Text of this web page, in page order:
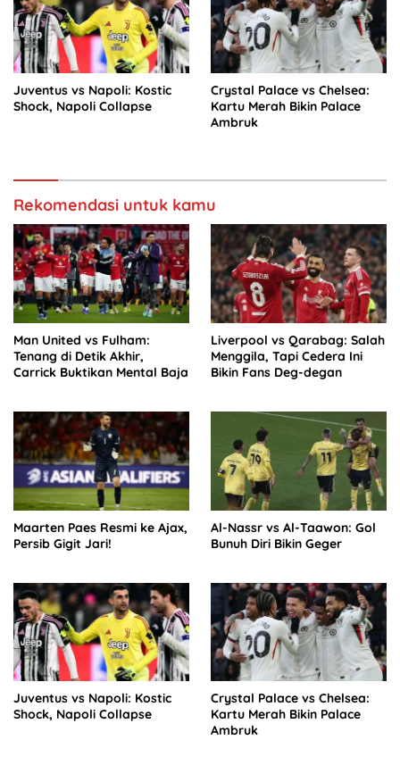
Juventus vs Napoli: Kostic
Shock, Napoli Collapse
Crystal Palace vs Chelsea:
Kartu Merah Bikin Palace
Ambruk
Rekomendasi untuk kamu
Man United vs Fulham:
Tenang di Detik Akhir,
Carrick Buktikan Mental Baja
Liverpool vs Qarabag: Salah
Menggila, Tapi Cedera Ini
Bikin Fans Deg-degan
Maarten Paes Resmi ke Ajax,
Persib Gigit Jari!
Al-Nassr vs Al-Taawon: Gol
Bunuh Diri Bikin Geger
Juventus vs Napoli: Kostic
Shock, Napoli Collapse
Crystal Palace vs Chelsea:
Kartu Merah Bikin Palace
Ambruk